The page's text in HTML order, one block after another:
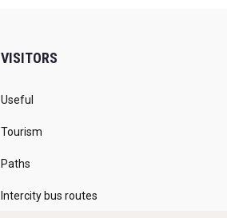
VISITORS
Useful
Tourism
Paths
Intercity bus routes